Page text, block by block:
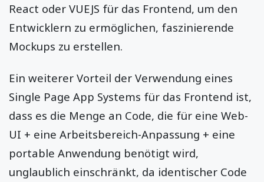
React oder VUEJS für das Frontend, um den
Entwicklern zu ermöglichen, faszinierende
Mockups zu erstellen.
Ein weiterer Vorteil der Verwendung eines
Single Page App Systems für das Frontend ist,
dass es die Menge an Code, die für eine Web-
UI + eine Arbeitsbereich-Anpassung + eine
portable Anwendung benötigt wird,
unglaublich einschränkt, da identischer Code